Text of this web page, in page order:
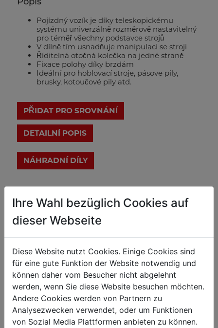
Pojízdný vozík je díky teleskopickému
systému univerzálně rozměrově nastavitelný
pro téměř všechny podstavce strojů
V dílně tím usnadňuje manipulaci se stroji
Říditelná otočná kolečka na jedné straně
Fixace polohy díky brzdám
Ideální pro hoblovací stroje, pásove pily,
brusky, kotoučové pily atd.
PŘIDAT PRO SROVNÁNÍ
DETAILNÍ POPIS
Technické parametry
nastavení
Nostnost [kg]
Hmotnost
Netto [kg]
Ihre Wahl bezüglich Cookies auf
dieser Webseite
Diese Website nutzt Cookies. Einige Cookies sind
für eine gute Funktion der Website notwendig und
können daher vom Besucher nicht abgelehnt
werden, wenn Sie diese Website besuchen möchten.
Andere Cookies werden von Partnern zu
Analysezwecken verwendet, oder um Funktionen
von Sozial Media Plattformen anbieten zu können.